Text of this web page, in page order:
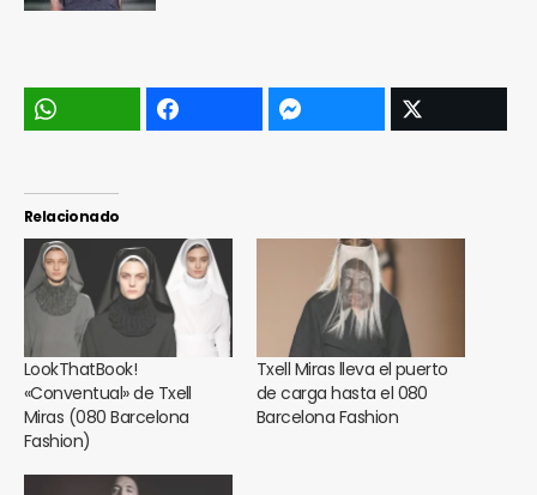
Relacionado
LookThatBook!
«Conventual» de Txell
Miras (080 Barcelona
Fashion)
Txell Miras lleva el puerto
de carga hasta el 080
Barcelona Fashion